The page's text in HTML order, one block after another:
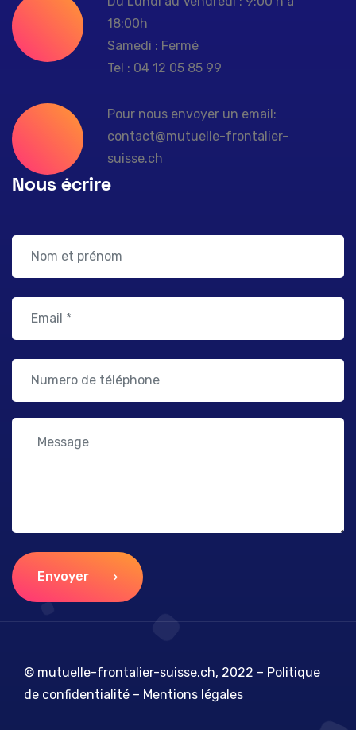
18:00h
Samedi : Fermé
Tel : 04 12 05 85 99
Pour nous envoyer un email:
contact@mutuelle-frontalier-
suisse.ch
Nous écrire
Envoyer
© mutuelle-frontalier-suisse.ch, 2022 – Politique
de confidentialité – Mentions légales